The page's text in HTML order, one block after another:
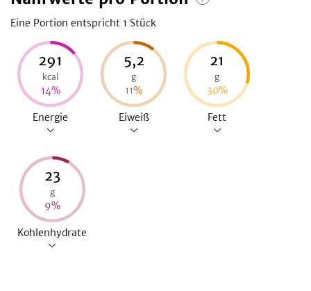
Eine Portion entspricht 1 Stück
291
kcal
14%
Energie
5,2
g
11%
Eiweiß
21
g
30%
Fett
23
g
9%
Kohlenhydrate